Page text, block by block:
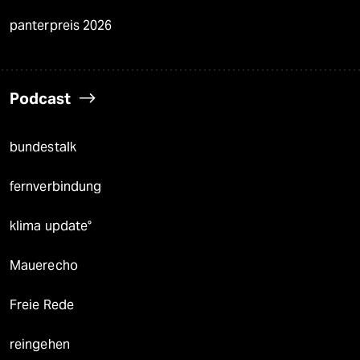
panterpreis 2026
Podcast
bundestalk
fernverbindung
klima update°
Mauerecho
Freie Rede
reingehen